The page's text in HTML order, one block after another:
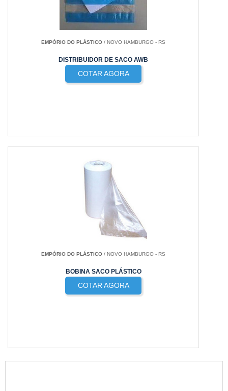
EMPÓRIO DO PLÁSTICO / NOVO HAMBURGO - RS
DISTRIBUIDOR DE SACO AWB
COTAR AGORA
EMPÓRIO DO PLÁSTICO / NOVO HAMBURGO - RS
BOBINA SACO PLÁSTICO
COTAR AGORA